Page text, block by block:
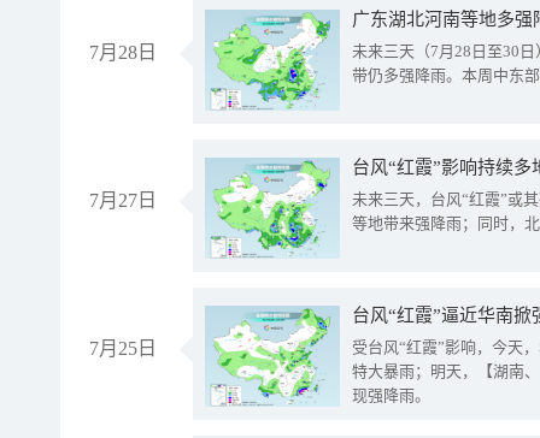
7月28日
广东湖北河南等地多
未来三天（7月28日至30
带仍多强降雨。本周中东
7月27日
台风“红霞”影响持续
未来三天，台风“红霞”或
等地带来强降雨；同时，
7月25日
台风“红霞”逼近华南
受台风“红霞”影响，今天
特大暴雨；明天，【湖南
现强降雨。